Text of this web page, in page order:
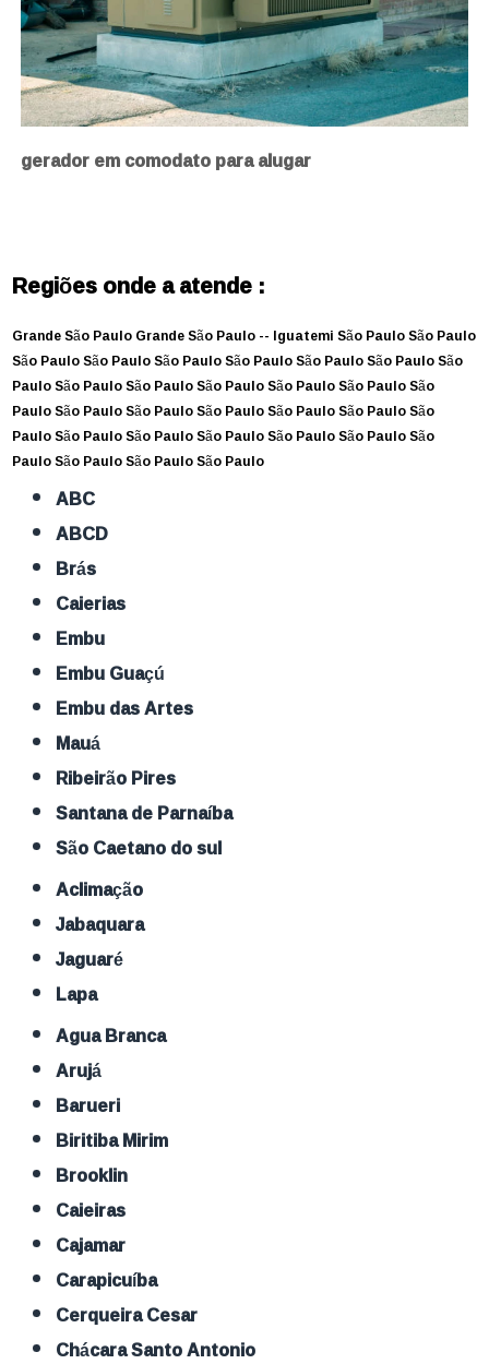
gerador em comodato para alugar
Regiões onde a atende :
Grande São PauloGrande São Paulo -- IguatemiSão PauloSão Paulo
São PauloSão PauloSão PauloSão PauloSão PauloSão PauloSão
PauloSão PauloSão PauloSão PauloSão PauloSão PauloSão
PauloSão PauloSão PauloSão PauloSão PauloSão PauloSão
PauloSão PauloSão PauloSão PauloSão PauloSão PauloSão
PauloSão PauloSão PauloSão Paulo
ABC
ABCD
Brás
Caierias
Embu
Embu Guaçú
Embu das Artes
Mauá
Ribeirão Pires
Santana de Parnaíba
São Caetano do sul
Aclimação
Jabaquara
Jaguaré
Lapa
Agua Branca
Arujá
Barueri
Biritiba Mirim
Brooklin
Caieiras
Cajamar
Carapicuíba
Cerqueira Cesar
Chácara Santo Antonio